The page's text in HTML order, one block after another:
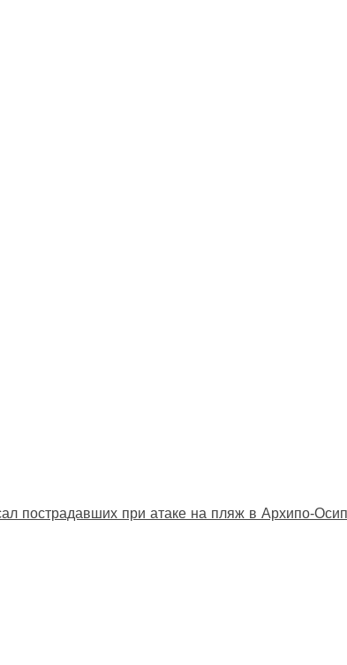
пострадавших при атаке на пляж в